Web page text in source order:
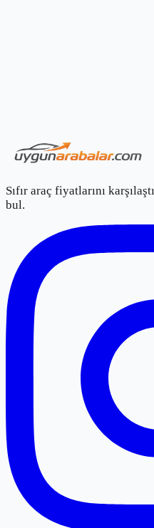
Sıfır araç fiyatlarını
bul.